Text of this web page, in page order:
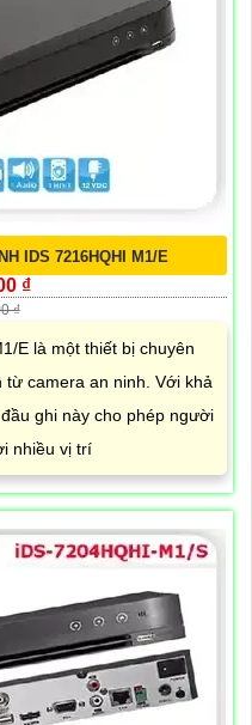
IDS 7216HQHI M1/E
₫
₫
E là một thiết bị chuyên
camera an ninh. Với khả
ghi này cho phép người
nhiều vị trí